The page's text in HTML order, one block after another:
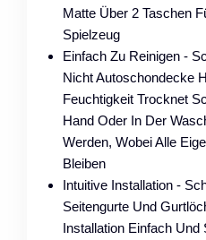
Matte Über 2 Taschen
Spielzeug
Einfach Zu Reinigen -
Nicht Autoschondecke
Feuchtigkeit Trocknet
Hand Oder In Der
Werden, Wobei Alle
Bleiben
Intuitive Installation -
Seitengurte Und
Installation Einfach